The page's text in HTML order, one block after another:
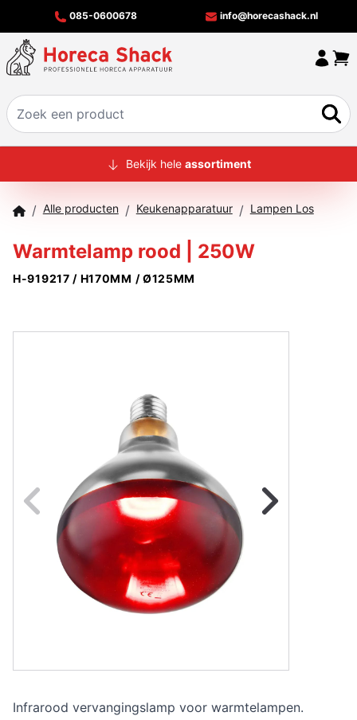
085-0600678 info@horecashack.nl
HOME
MERKEN
OFFERTECHECKER
Bekijk hele assortiment
/ Alle producten / Keukenapparatuur / Lampen Los
Warmtelamp rood | 250W
H-919217 / H170MM / Ø125MM
Naar vorige
Infrarood vervangingslamp voor warmtelampen.